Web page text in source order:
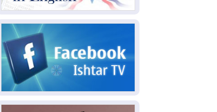
2026-08-06بعد هجومين قرب باب المندب..
الأحمر
2026-08-06مئات القاصرين بلا مأوى.. أزمة
سبتة تتصاعد وتضغط على مدريد
لمدة عام.. بدء توريد 100
مليون قدم مكعب يومياً من غاز كورمور في
إقليم كوردستان إلى وزارة الكهرباء العراقية